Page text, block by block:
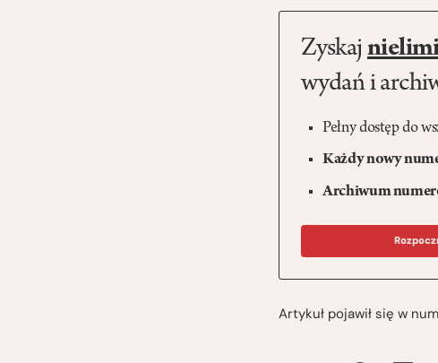
Zyskaj
wydań i
Pełny dostęp do
Każdy nowy
Archiwum
Artykuł pojawił się w